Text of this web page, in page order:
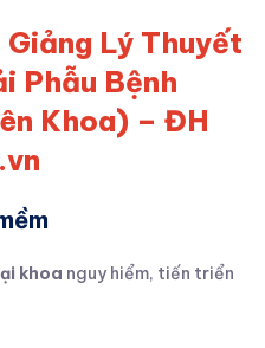
Giảng Lý Thuyết
Phẫu Bệnh
Khoa) – ĐH
khoa nguy hiểm, tiến triển